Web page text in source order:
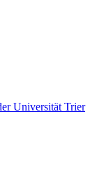
Universität Trier